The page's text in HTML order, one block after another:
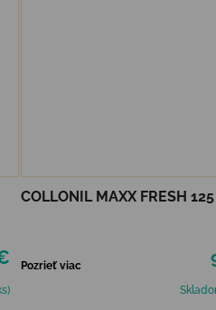
COLLONIL MAXX FRESH
Pozrieť viac